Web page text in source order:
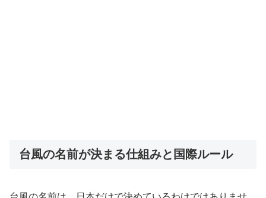
台風の名前が決まる仕組みと国際ルール